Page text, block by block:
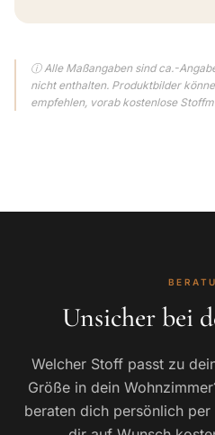
ⓘ Alle Maßangaben sind ca.-
nicht enthalten. Produktbilder
empfehlen, vorab kostenlose
Unsicher bei
Welcher Stoff passt zu
Größe in dein
beraten dich persönlich